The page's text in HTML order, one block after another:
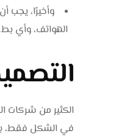
وأخيرًا، يجب
الهواتف، وأي
الكثير من شركات
في الشكل فقط،